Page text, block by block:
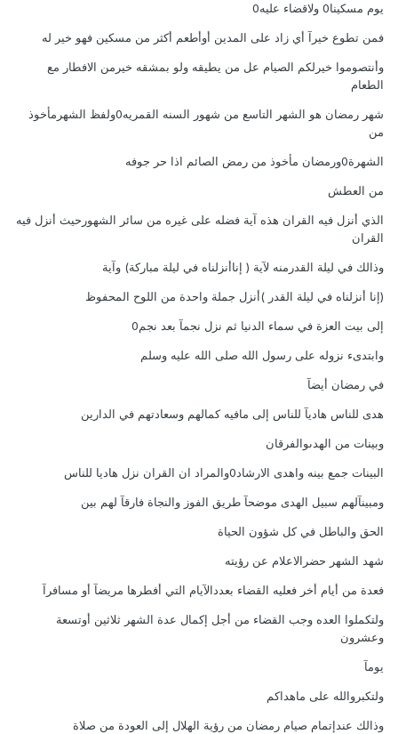
يوم مسكينا0 ولاقضاء عليه0
فمن تطوع خيرآ أي زاد على المدين أوأطعم أكثر من مسكين فهو خير له
وأنتصوموا خيرلكم الصيام عل من يطيقه ولو بمشقه خيرمن الافطار مع
الطعام
شهر رمضان هو الشهر التاسع من شهور السنه القمريه0ولفظ الشهرمأخوذ
من
الشهرة0ورمضان مأخوذ من رمض الصائم اذا حر جوفه
من العطش
الذي أنزل فيه القران هذه آية فضله على غيره من سائر الشهورحيث أنزل فيه
القران
وذالك في ليلة القدرمنه لآية ( إناأنزلناه في ليلة مباركة) وآية
(إنا أنزلناه في ليلة القدر )أنزل جملة واحدة من اللوح المحفوظ
إلى بيت العزة في سماء الدنيا ثم نزل نجمآ بعد نجم0
وابتدىء نزوله على رسول الله صلى الله عليه وسلم
في رمضان أيضآ
هدى للناس هاديآ للناس إلى مافيه كمالهم وسعادتهم في الدارين
وبينات من الهدىوالفرقان
البينات جمع بينه واهدى الارشاد0والمراد ان القران نزل هاديا للناس
ومبينآلهم سبيل الهدى موضحآ طريق الفوز والنجاة فارقآ لهم بين
الحق والباطل في كل شؤون الحياة
شهد الشهر حضرالاعلام عن رؤيته
فعدة من أيام أخر فعليه القضاء بعددالآيام التي أفطرها مريضآ أو مسافرآ
ولتكملوا العده وجب القضاء من أجل إكمال عدة الشهر ثلاثين أوتسعة
وعشرون
يومآ
ولتكبروالله على ماهداكم
وذالك عندإتمام صيام رمضان من رؤية الهلال إلى العودة من صلاة